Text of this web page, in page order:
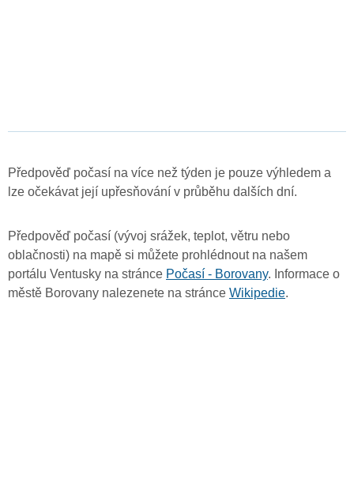
Předpověď počasí na více než týden je pouze výhledem a
lze očekávat její upřesňování v průběhu dalších dní.
Předpověď počasí (vývoj srážek, teplot, větru nebo
oblačnosti) na mapě si můžete prohlédnout na našem
portálu Ventusky na stránce Počasí - Borovany. Informace o
městě Borovany nalezenete na stránce Wikipedie.